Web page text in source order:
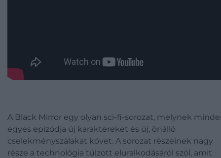
A Black Mirror egy olyan sci-fi-sorozat, melynek
egyes epizódja új karaktereket és új, önálló
cselekményszálakat követ. A sorozat részeinek nagy
része a technológia túlzott eluralkodásáról szól, amit